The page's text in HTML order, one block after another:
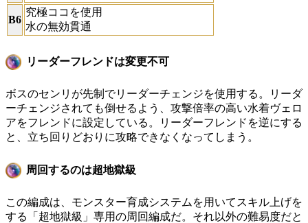
B6
究極ココを使用
水の無効貫通
リーダーフレンドは変更不可
ボスのセンリが先制でリーダーチェンジを使用する。リーダ
ーチェンジされても倒せるよう、攻撃倍率の高い水着ヴェロ
アをフレンドに設定している。リーダーフレンドを逆にする
と、立ち回りどおりに攻略できなくなってしまう。
周回するのは超地獄級
この編成は、モンスター育成システムを用いてスキル上げを
する「超地獄級」専用の周回編成だ。それ以外の難易度だと